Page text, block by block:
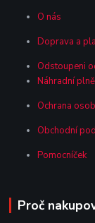
O nás
Doprava a
Odstoupeni
Náhradní
Ochrana
Obchodní
Pomocníček
Proč